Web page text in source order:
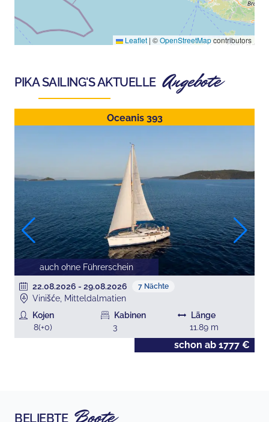
Leaflet | ©OpenStreetMapcontributors
PIKA SAILING'S AKTUELLE Angebote
Oceanis 393
auch ohne Führerschein
22.08.2026 - 29.08.2026 7 Nächte
Vinišće, Mitteldalmatien
Kojen
8(+0)
Kabinen
3
Länge
11.89 m
schon ab 1777 €
BELIEBTE